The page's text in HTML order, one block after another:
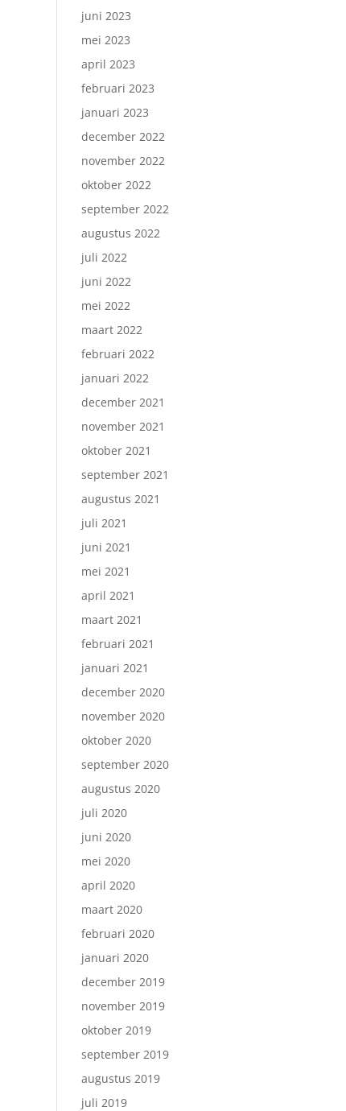
juni 2023
mei 2023
april 2023
februari 2023
januari 2023
december 2022
november 2022
oktober 2022
september 2022
augustus 2022
juli 2022
juni 2022
mei 2022
maart 2022
februari 2022
januari 2022
december 2021
november 2021
oktober 2021
september 2021
augustus 2021
juli 2021
juni 2021
mei 2021
april 2021
maart 2021
februari 2021
januari 2021
december 2020
november 2020
oktober 2020
september 2020
augustus 2020
juli 2020
juni 2020
mei 2020
april 2020
maart 2020
februari 2020
januari 2020
december 2019
november 2019
oktober 2019
september 2019
augustus 2019
juli 2019